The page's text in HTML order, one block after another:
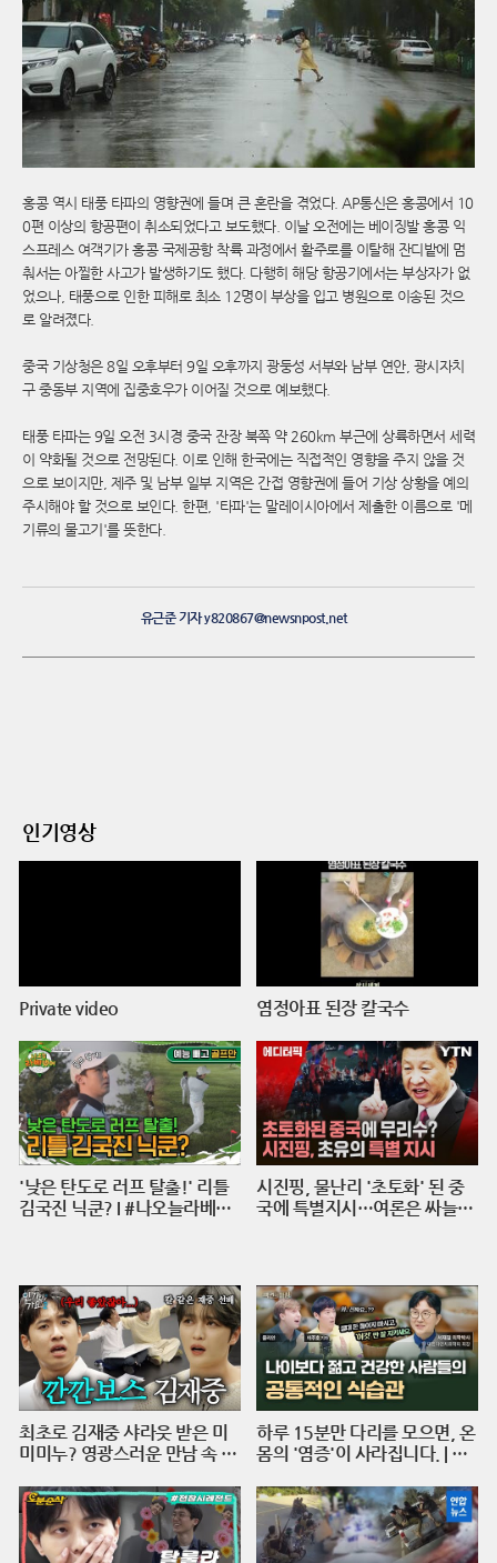
홍콩 역시 태풍 타파의 영향권에 들며 큰 혼란을 겪었다. AP통신은 홍콩에서 10
0편 이상의 항공편이 취소되었다고 보도했다. 이날 오전에는 베이징발 홍콩 익
스프레스 여객기가 홍콩 국제공항 착륙 과정에서 활주로를 이탈해 잔디밭에 멈
춰서는 아찔한 사고가 발생하기도 했다. 다행히 해당 항공기에서는 부상자가 없
었으나, 태풍으로 인한 피해로 최소 12명이 부상을 입고 병원으로 이송된 것으
로 알려졌다.
중국 기상청은 8일 오후부터 9일 오후까지 광둥성 서부와 남부 연안, 광시자치
구 중동부 지역에 집중호우가 이어질 것으로 예보했다.
태풍 타파는 9일 오전 3시경 중국 잔장 북쪽 약 260km 부근에 상륙하면서 세력
이 약화될 것으로 전망된다. 이로 인해 한국에는 직접적인 영향을 주지 않을 것
으로 보이지만, 제주 및 남부 일부 지역은 간접 영향권에 들어 기상 상황을 예의
주시해야 할 것으로 보인다. 한편, '타파'는 말레이시아에서 제출한 이름으로 '메
기류의 물고기'를 뜻한다.
유근준 기자 y820867@newsnpost.net
인기영상
Private video 염정아표 된장 칼국수
'낮은 탄도로 러프 탈출!' 리틀
김국진 닉쿤? I #나오늘라베했
시진핑, 물난리 '초토화' 된 중
국에 특별지시…여론은 싸늘
최초로 김재중 샤라웃 받은 미
미미누? 영광스러운 만남 속 재
가요 시즌2 EP.17
하루 15분만 다리를 모으면, 온
몸의 '염증'이 사라집니다. | 의
호 기자 [백년의 아침 1화 FUL
L]